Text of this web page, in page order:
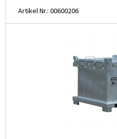
Artikel Nr.: 00600206